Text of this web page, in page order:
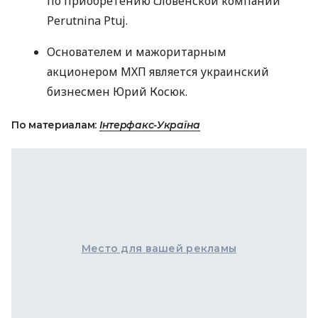
Perutnina Ptuj.
Основателем и мажоритарным
акционером МХП является украинский
бизнесмен Юрий Косюк.
По материалам: Інтерфакс-Україна
Место для вашей рекламы